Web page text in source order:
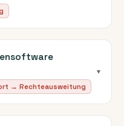
→ Rechteausweitung
▾